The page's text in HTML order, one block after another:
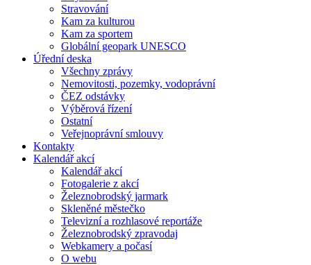
Stravování
Kam za kulturou
Kam za sportem
Globální geopark UNESCO
Úřední deska
Všechny zprávy
Nemovitosti, pozemky, vodoprávní
ČEZ odstávky
Výběrová řízení
Ostatní
Veřejnoprávní smlouvy
Kontakty
Kalendář akcí
Kalendář akcí
Fotogalerie z akcí
Železnobrodský jarmark
Skleněné městečko
Televizní a rozhlasové reportáže
Železnobrodský zpravodaj
Webkamery a počasí
O webu